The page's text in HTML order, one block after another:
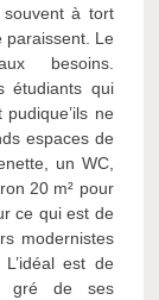
à tort
paraissent. Le
besoins.
étudiants qui
ne
espaces de
un WC,
20 m² pour
ce qui est de
modernistes
est de
gré de ses